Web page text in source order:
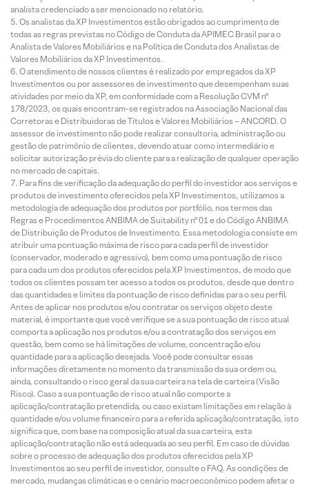
analista credenciado a ser mencionado no relatório.
Os analistas da XP Investimentos estão obrigados ao cumprimento de
todas as regras previstas no Código de Conduta da APIMEC Brasil para o
Analista de Valores Mobiliários e na Política de Conduta dos Analistas de
Valores Mobiliários da XP Investimentos.
O atendimento de nossos clientes é realizado por empregados da XP
Investimentos ou por assessores de investimento que desempenham suas
atividades por meio da XP, em conformidade com a Resolução CVM nº
178/2023, os quais encontram-se registrados na Associação Nacional das
Corretoras e Distribuidoras de Títulos e Valores Mobiliários – ANCORD. O
assessor de investimento não pode realizar consultoria, administração ou
gestão de patrimônio de clientes, devendo atuar como intermediário e
solicitar autorização prévia do cliente para a realização de qualquer operação
no mercado de capitais.
Para fins de verificação da adequação do perfil do investidor aos serviços e
produtos de investimento oferecidos pela XP Investimentos, utilizamos a
metodologia de adequação dos produtos por portfólio, nos termos das
Regras e Procedimentos ANBIMA de Suitability nº 01 e do Código ANBIMA
de Distribuição de Produtos de Investimento. Essa metodologia consiste em
atribuir uma pontuação máxima de risco para cada perfil de investidor
(conservador, moderado e agressivo), bem como uma pontuação de risco
para cada um dos produtos oferecidos pela XP Investimentos, de modo que
todos os clientes possam ter acesso a todos os produtos, desde que dentro
das quantidades e limites da pontuação de risco definidas para o seu perfil.
Antes de aplicar nos produtos e/ou contratar os serviços objeto deste
material, é importante que você verifique se a sua pontuação de risco atual
comporta a aplicação nos produtos e/ou a contratação dos serviços em
questão, bem como se há limitações de volume, concentração e/ou
quantidade para a aplicação desejada. Você pode consultar essas
informações diretamente no momento da transmissão da sua ordem ou,
ainda, consultando o risco geral da sua carteira na tela de carteira (Visão
Risco). Caso a sua pontuação de risco atual não comporte a
aplicação/contratação pretendida, ou caso existam limitações em relação à
quantidade e/ou volume financeiro para a referida aplicação/contratação, isto
significa que, com base na composição atual da sua carteira, esta
aplicação/contratação não está adequada ao seu perfil. Em caso de dúvidas
sobre o processo de adequação dos produtos oferecidos pela XP
Investimentos ao seu perfil de investidor, consulte o FAQ. As condições de
mercado, mudanças climáticas e o cenário macroeconômico podem afetar o